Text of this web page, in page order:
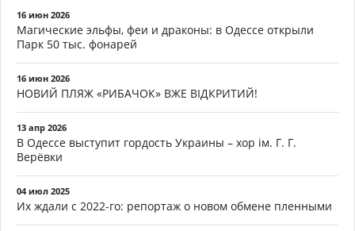
16 июн 2026
Магические эльфы, феи и драконы: в Одессе открыли
Парк 50 тыс. фонарей
16 июн 2026
НОВИЙ ПЛЯЖ «РИБАЧОК» ВЖЕ ВІДКРИТИЙ!
13 апр 2026
В Одессе выступит гордость Украины – хор ім. Г. Г.
Верёвки
04 июл 2025
Их ждали с 2022-го: репортаж о новом обмене пленными